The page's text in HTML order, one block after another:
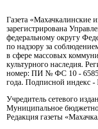
Газета «Махачкалинские
зарегистрирована
федеральному округу
по надзору за
в сфере массовых
культурного наследия.
номер: ПИ № ФС 10 - 6585
года. Подписной индекс
Учредитель сетевого
Муниципальное
Редакция газеты